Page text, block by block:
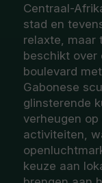
Centraal-
stad en
relaxte, maar
beschikt over
boulevard
Gabonese
glinsterende
verheugen
activiteiten,
keuze aan